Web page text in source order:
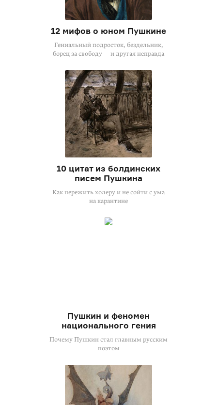
12 мифов о юном Пушкине
Гениальный подросток, бездельник,
борец за свободу — и другая неправда
10 цитат из болдинских
писем Пушкина
Как пережить холеру и не сойти с ума
на карантине
Пушкин и феномен
национального гения
Почему Пушкин стал главным русским
поэтом